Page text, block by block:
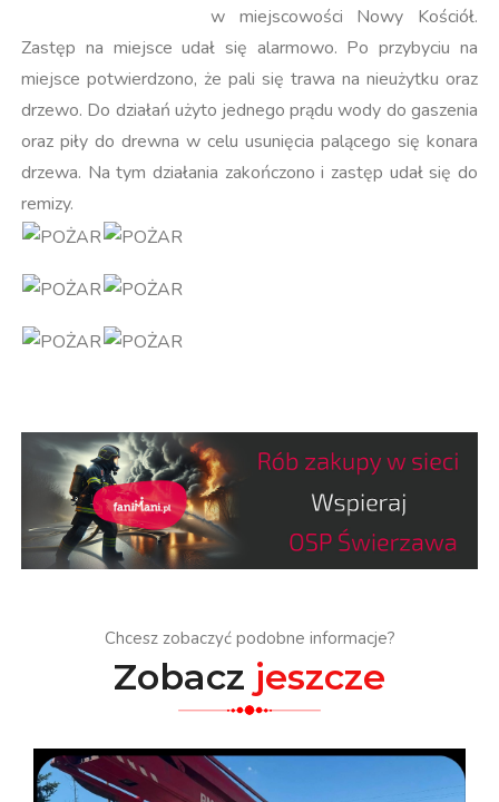
w miejscowości Nowy Kościół.
Zastęp na miejsce udał się alarmowo. Po przybyciu na
miejsce potwierdzono, że pali się trawa na nieużytku oraz
drzewo. Do działań użyto jednego prądu wody do gaszenia
oraz piły do drewna w celu usunięcia palącego się konara
drzewa. Na tym działania zakończono i zastęp udał się do
remizy.
Chcesz zobaczyć podobne informacje?
Zobacz jeszcze